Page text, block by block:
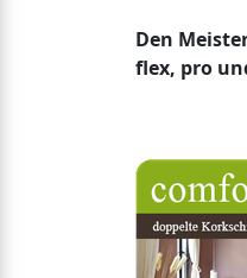
Den
flex, pro